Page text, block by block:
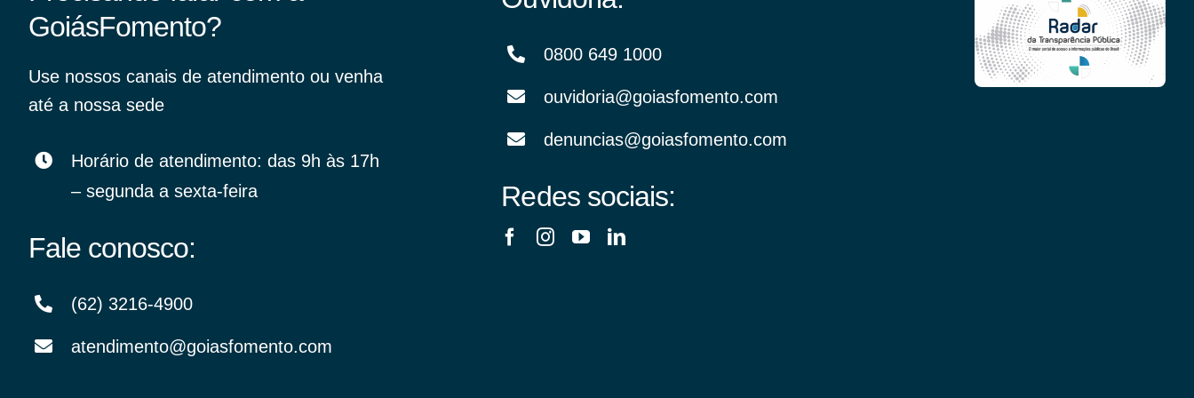
Para os negócios voltados aos serviços do setor de
Conheça as demais linhas de crédito da GoiásFomento
GoiásFomento?
Use nossos canais de atendimento ou venha
até a nossa sede
Horário de atendimento: das 9h às 17h
– segunda a sexta-feira
Fale conosco:
(62) 3216-4900
atendimento@goiasfomento.com
0800 649 1000
ouvidoria@goiasfomento.com
denuncias@goiasfomento.com
Redes sociais: